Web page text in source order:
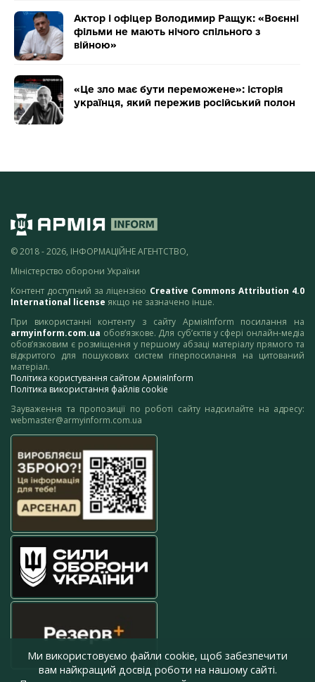
Актор і офіцер Володимир Ращук: «Воєнні
фільми не мають нічого спільного з
війною»
«Це зло має бути переможене»: історія
українця, який пережив російський полон
© 2018 - 2026, ІНФОРМАЦІЙНЕ АГЕНТСТВО,
Міністерство оборони України
Контент доступний за ліцензією Creative Commons Attribution 4.0
International license якщо не зазначено інше.
При використанні контенту з сайту АрміяInform посилання на
armyinform.com.ua обов’язкове. Для суб’єктів у сфері онлайн-медіа
обов’язковим є розміщення у першому абзаці матеріалу прямого та
відкритого для пошукових систем гіперпосилання на цитований
матеріал.
Політика користування сайтом АрміяInform
Політика використання файлів cookie
Зауваження та пропозиції по роботі сайту надсилайте на адресу:
webmaster@armyinform.com.ua
Ми використовуємо файли cookie, щоб забезпечити
вам найкращий досвід роботи на нашому сайті.